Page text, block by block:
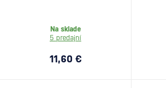
Na sklade
5 predajní
11,60 €